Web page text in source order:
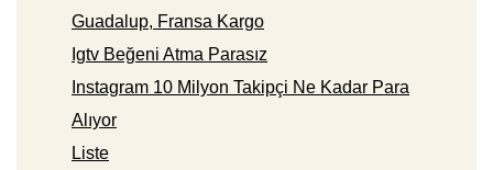
Guadalup, Fransa Kargo
Igtv Beğeni Atma Parasız
Instagram 10 Milyon Takipçi Ne Kadar Para
Alıyor
Liste